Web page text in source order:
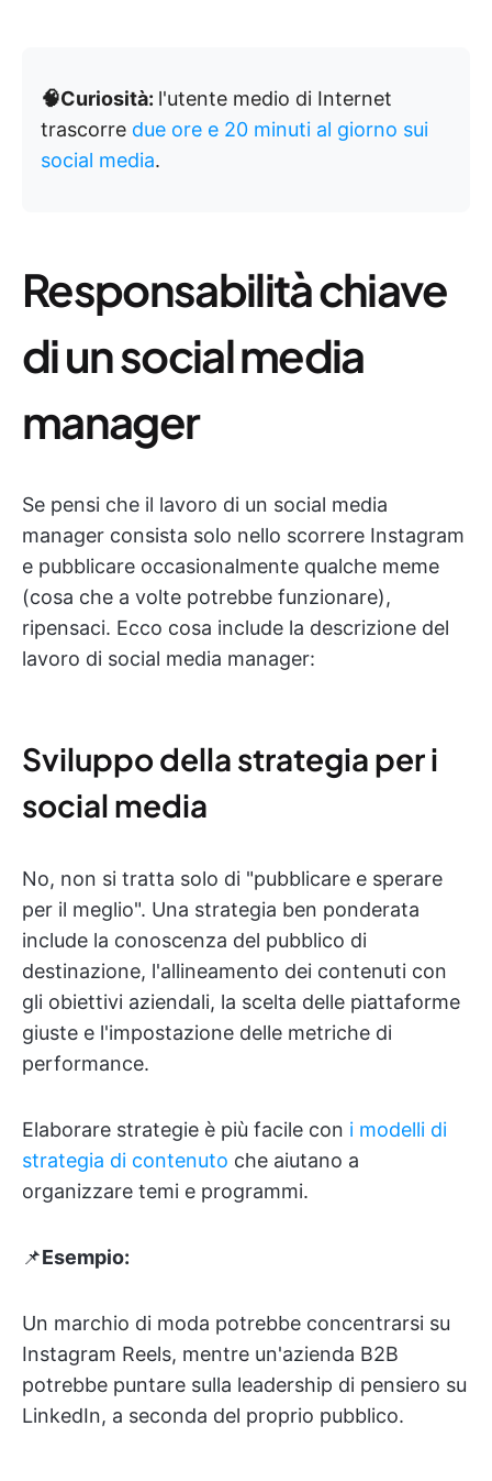
🧠Curiosità: l'utente medio di Internet
trascorre due ore e 20 minuti al giorno sui
social media.
Responsabilità chiave
di un social media
manager
Se pensi che il lavoro di un social media
manager consista solo nello scorrere Instagram
e pubblicare occasionalmente qualche meme
(cosa che a volte potrebbe funzionare),
ripensaci. Ecco cosa include la descrizione del
lavoro di social media manager:
Sviluppo della strategia per i
social media
No, non si tratta solo di "pubblicare e sperare
per il meglio". Una strategia ben ponderata
include la conoscenza del pubblico di
destinazione, l'allineamento dei contenuti con
gli obiettivi aziendali, la scelta delle piattaforme
giuste e l'impostazione delle metriche di
performance.
Elaborare strategie è più facile con i modelli di
strategia di contenuto che aiutano a
organizzare temi e programmi.
📌Esempio:
Un marchio di moda potrebbe concentrarsi su
Instagram Reels, mentre un'azienda B2B
potrebbe puntare sulla leadership di pensiero su
LinkedIn, a seconda del proprio pubblico.